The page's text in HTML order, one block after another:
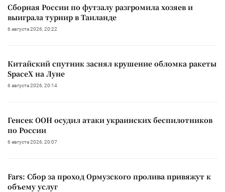
Сборная России по футзалу разгромила хозяев и
выиграла турнир в Таиланде
6 августа 2026, 20:22
Китайский спутник заснял крушение обломка ракеты
SpaceX на Луне
6 августа 2026, 20:14
Генсек ООН осудил атаки украинских беспилотников
по России
6 августа 2026, 20:07
Fars: Сбор за проход Ормузского пролива привяжут к
объему услуг